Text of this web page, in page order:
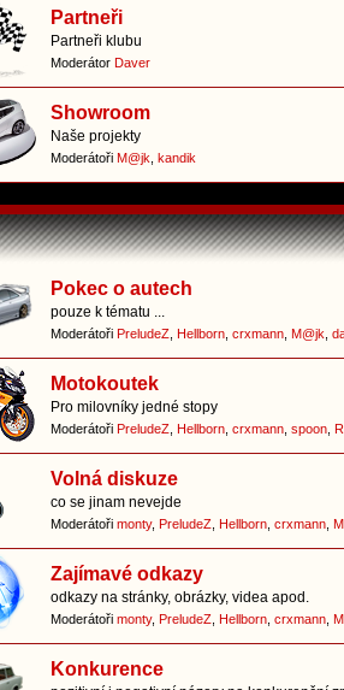
Partneři
Partneři klubu
Moderátor Daver
Showroom
Naše projekty
Moderátoři M@jk kandik
Pokec o autech
pouze k tématu ...
Moderátoři PreludeZ, Hellborn, crxmann, M@jk
Motokoutek
Pro milovníky jedné stopy
Moderátoři PreludeZ, Hellborn, crxmann, spoon,
Volná diskuze
co se jinam nevejde
Moderátoři monty, PreludeZ, Hellborn, crxmann,
Zajímavé odkazy
odkazy na stránky, obrázky, videa apod.
Moderátoři monty, PreludeZ, Hellborn, crxmann,
Konkurence